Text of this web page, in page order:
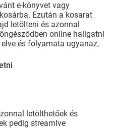
e-könyvet vagy
Ezután a kosarat
letölteni és azonnal
online hallgatni
és folyamata ugyanaz,
letölthetőek és
pedig streamlve